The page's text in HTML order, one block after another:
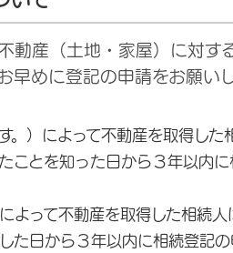
動産（土地・家屋）に対す
早めに登記の申請をお願いし
。）によって不動産を取得した
とを知った日から３年以内に
よって不動産を取得した相続人
日から３年以内に相続登記の